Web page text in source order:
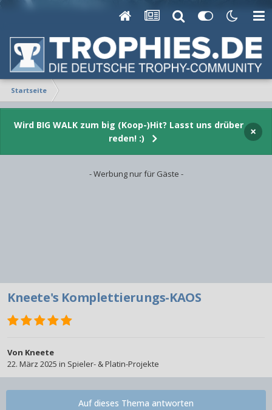
Startseite
Wird BIG WALK zum big (Koop-)Hit? Lasst uns drüber
reden! :)
×
- Werbung nur für Gäste -
Kneete's Komplettierungs-KAOS
Von Kneete
22. März 2025 in Spieler- & Platin-Projekte
Auf dieses Thema antworten